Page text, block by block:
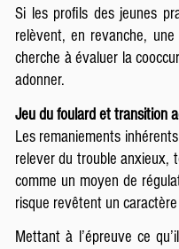
Si les profils des jeunes
relèvent, en revanche,
cherche à évaluer la
adonner.
Jeu du foulard et transition
Les remaniements
relever du trouble anxieux,
comme un moyen de
risque revêtent un
Mettant à l’épreuve ce